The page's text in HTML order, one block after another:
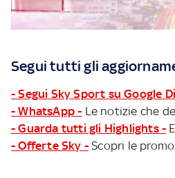
Segui tutti gli
- Segui Sky Sport su Google
- WhatsApp - Le notizie che
- Guarda tutti gli Highlights -
- Offerte Sky - Scopri le